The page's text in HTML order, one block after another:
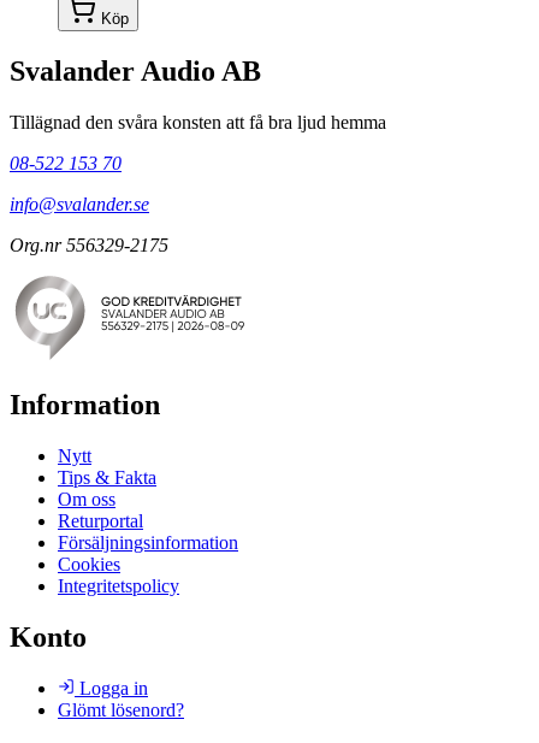
Köp
Svalander Audio AB
Tillägnad den svåra konsten att få bra ljud hemma
08-522 153 70
info@svalander.se
Org.nr 556329-2175
Information
Nytt
Tips & Fakta
Om oss
Returportal
Försäljningsinformation
Cookies
Integritetspolicy
Konto
Logga in
Glömt lösenord?